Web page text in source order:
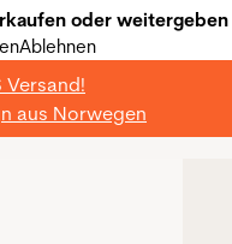
oder weitergeben
Ablehnen
Versand!
aus Norwegen